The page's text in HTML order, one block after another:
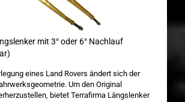
mit 3° oder 6° Nachlauf
eines Land Rovers ändert sich der
Um den Original
bietet Terrafirma Längslenker